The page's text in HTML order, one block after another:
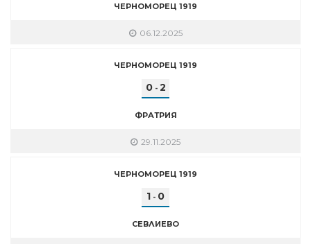
ЧЕРНОМОРЕЦ 1919
06.12.2025
ЧЕРНОМОРЕЦ 1919
0- 2
ФРАТРИЯ
29.11.2025
ЧЕРНОМОРЕЦ 1919
1 - 0
СЕВЛИЕВО